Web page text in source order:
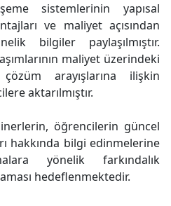
sistemlerinin yapısal
ve maliyet açısından
bilgiler paylaşılmıştır.
maliyet üzerindeki
arayışlarına ilişkin
aktarılmıştır.
öğrencilerin güncel
hakkında bilgi edinmelerine
yönelik farkındalık
hedeflenmektedir.